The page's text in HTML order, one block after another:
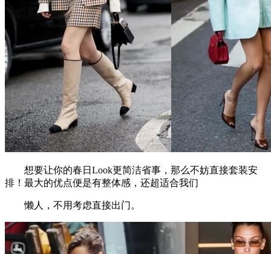
想要让你的春日Look更简洁省事，那么不妨直接套装安
排！最大的优点便是有整体感，还超适合我们
懒人，不用考虑直接出门。